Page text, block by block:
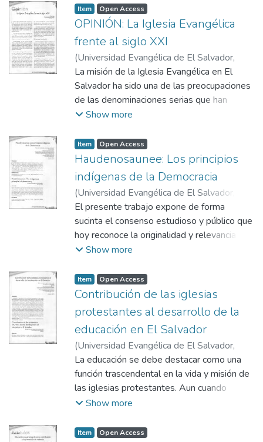
diferencia de otros relatos históricos, la
atención de Ibarra no se centra en el
Occidente del país donde ocurre el
levantamiento y la presión militar. La novela
describe la vida diaria de una hacienda en La
Herradura, en el Departamento de La Paz.
Item Open Access
OPINIÓN: La Iglesia Evangélica
frente al siglo XXI
(Universidad Evangélica de El Salvador,
2013-06 )Vega, Mario
La misión de la Iglesia Evangélica en El
Salvador ha sido una de las preocupaciones
de las denominaciones serias que han
reflexionado constantemente sobre su
ido modelando su teología desde la
experiencia de la vida, desde el ejercicio de
su misión y en contacto con la realidad
histórica.
Show more
Item Open Access
Haudenosaunee: Los principios
indígenas de la Democracia
(Universidad Evangélica de El Salvador,
2013-05-30)Cuéllar-Barandiarán,
Guillermo
El presente trabajo expone de forma
sucinta el consenso estudioso y público que
hoy reconoce la originalidad y relevancia del
sistema de convivencia y co-gobierno que
consolidó en el contorno de los grandes
lagos en norteamérica, siglos antes del
tropiezo de Colón con tierras continentales.
El artículo examina el peculiar influjo que el
modelo de la Liga Iroquesa llegó a ejercer
sobre las ávidas mentes que, luego del
triunfo de las 13 colonias sobre el imperio
británico en 1776, necesitarían imaginar un
nuevo concepto de integración sociopolítico.
Show more
Item Open Access
Contribución de las iglesias
protestantes al desarrollo de la
educación en El Salvador
(Universidad Evangélica de El Salvador,
2013-03-20)Llanes Márquez, Tito Orlando
La educación se debe destacar como una
función trascendental en la vida y misión de
las iglesias protestantes. Aun cuando
desde mediados del siglo XVIII, en España
convencidos que la felicidad de los pueblos
Show more
Item Open Access